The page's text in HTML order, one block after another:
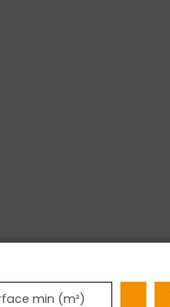
min (m²)